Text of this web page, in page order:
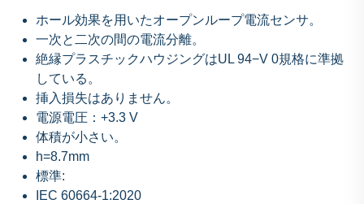
ホール効果を用いたオープンループ電流センサ。
一次と二次の間の電流分離。
絶縁プラスチックハウジングはUL 94−V 0規格に準拠
している。
挿入損失はありません。
電源電圧：+3.3 V
体積が小さい。
h=8.7mm
標準:
IEC 60664-1:2020